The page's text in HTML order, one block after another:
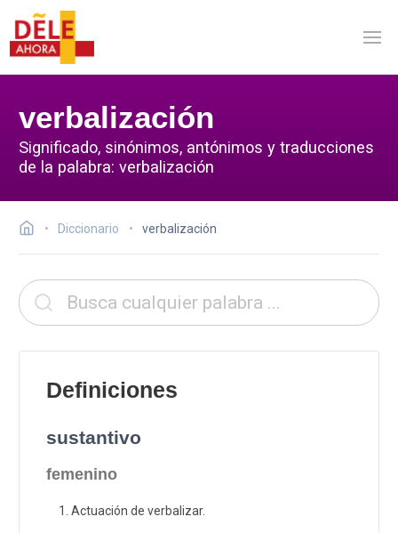
verbalización
Significado, sinónimos, antónimos y traducciones
de la palabra: verbalización
Diccionario verbalización
Definiciones
sustantivo
femenino
Actuación de verbalizar.